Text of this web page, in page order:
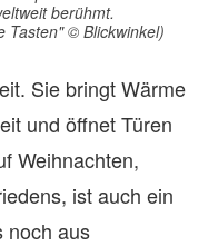
berühmt.
Tasten" © Blickwinkel)
Sie bringt Wärme
und öffnet Türen
Weihnachten,
ist auch ein
noch aus